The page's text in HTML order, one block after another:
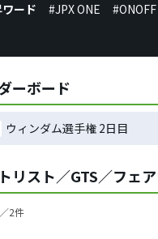
ード #JPX ONE
ーボード
ウィンダム選手権 2日目
リスト／GTS／フェ
2件